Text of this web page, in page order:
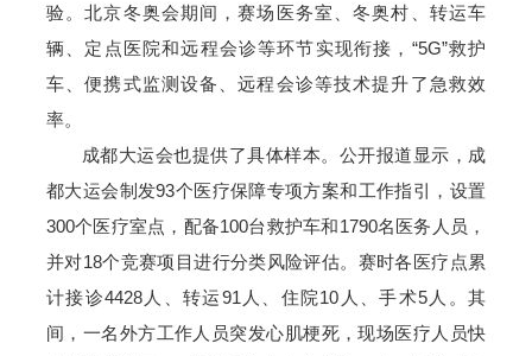
验。北京冬奥会期间，赛场医务室、冬奥村、转运车
辆、定点医院和远程会诊等环节实现衔接，“5G”救护
车、便携式监测设备、远程会诊等技术提升了急救效
率。
成都大运会也提供了具体样本。公开报道显示，成
都大运会制发93个医疗保障专项方案和工作指引，设置
300个医疗室点，配备100台救护车和1790名医务人员，
并对18个竞赛项目进行分类风险评估。赛时各医疗点累
计接诊4428人、转运91人、住院10人、手术5人。其
间，一名外方工作人员突发心肌梗死，现场医疗人员快